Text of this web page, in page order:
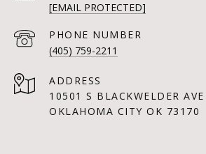
[EMAIL PROTECTED]
PHONE NUMBER
(405) 759-2211
ADDRESS
10501 S BLACKWELDER
OKLAHOMA CITY OK 73170